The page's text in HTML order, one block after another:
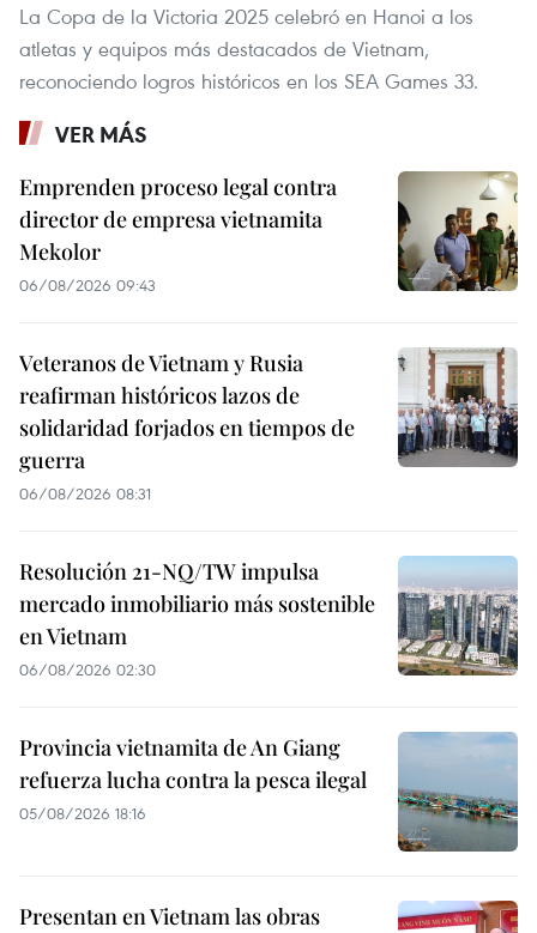
La Copa de la Victoria 2025 celebró en Hanoi a los
atletas y equipos más destacados de Vietnam,
reconociendo logros históricos en los SEA Games 33.
VER MÁS
Emprenden proceso legal contra
director de empresa vietnamita
Mekolor
06/08/2026 09:43
Veteranos de Vietnam y Rusia
reafirman históricos lazos de
solidaridad forjados en tiempos de
guerra
06/08/2026 08:31
Resolución 21-NQ/TW impulsa
mercado inmobiliario más sostenible
en Vietnam
06/08/2026 02:30
Provincia vietnamita de An Giang
refuerza lucha contra la pesca ilegal
05/08/2026 18:16
Presentan en Vietnam las obras